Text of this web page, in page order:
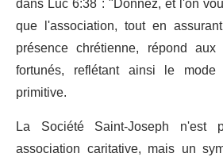
que l'association, tout en
présence chrétienne, répond
fortunés, reflétant ainsi le
primitive.
La Société Saint-Joseph n'est
association caritative, mais un